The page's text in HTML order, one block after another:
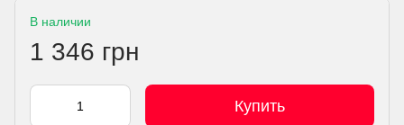
В наличии
1 346 грн
Купить